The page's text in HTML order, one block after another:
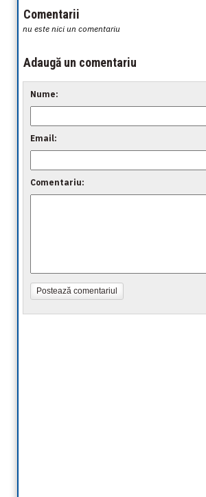
Comentarii
nu este nici un comentariu
Adaugă un comentariu
Nume:
Email:
Comentariu:
Postează comentariul